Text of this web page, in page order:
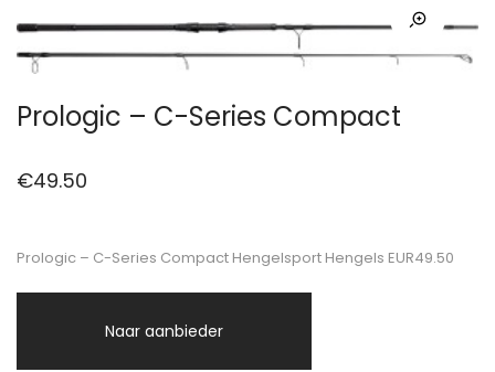
Prologic – C-Series Compact
€49.50
Prologic – C-Series Compact Hengelsport Hengels EUR49.50
Naar aanbieder